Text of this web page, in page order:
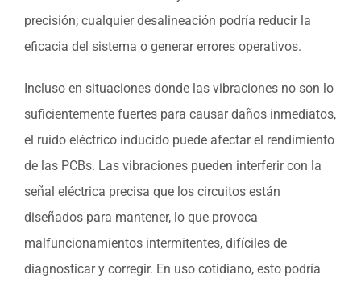
precisión; cualquier desalineación podría reducir la
eficacia del sistema o generar errores operativos.
Incluso en situaciones donde las vibraciones no son lo
suficientemente fuertes para causar daños inmediatos,
el ruido eléctrico inducido puede afectar el rendimiento
de las PCBs. Las vibraciones pueden interferir con la
señal eléctrica precisa que los circuitos están
diseñados para mantener, lo que provoca
malfuncionamientos intermitentes, difíciles de
diagnosticar y corregir. En uso cotidiano, esto podría